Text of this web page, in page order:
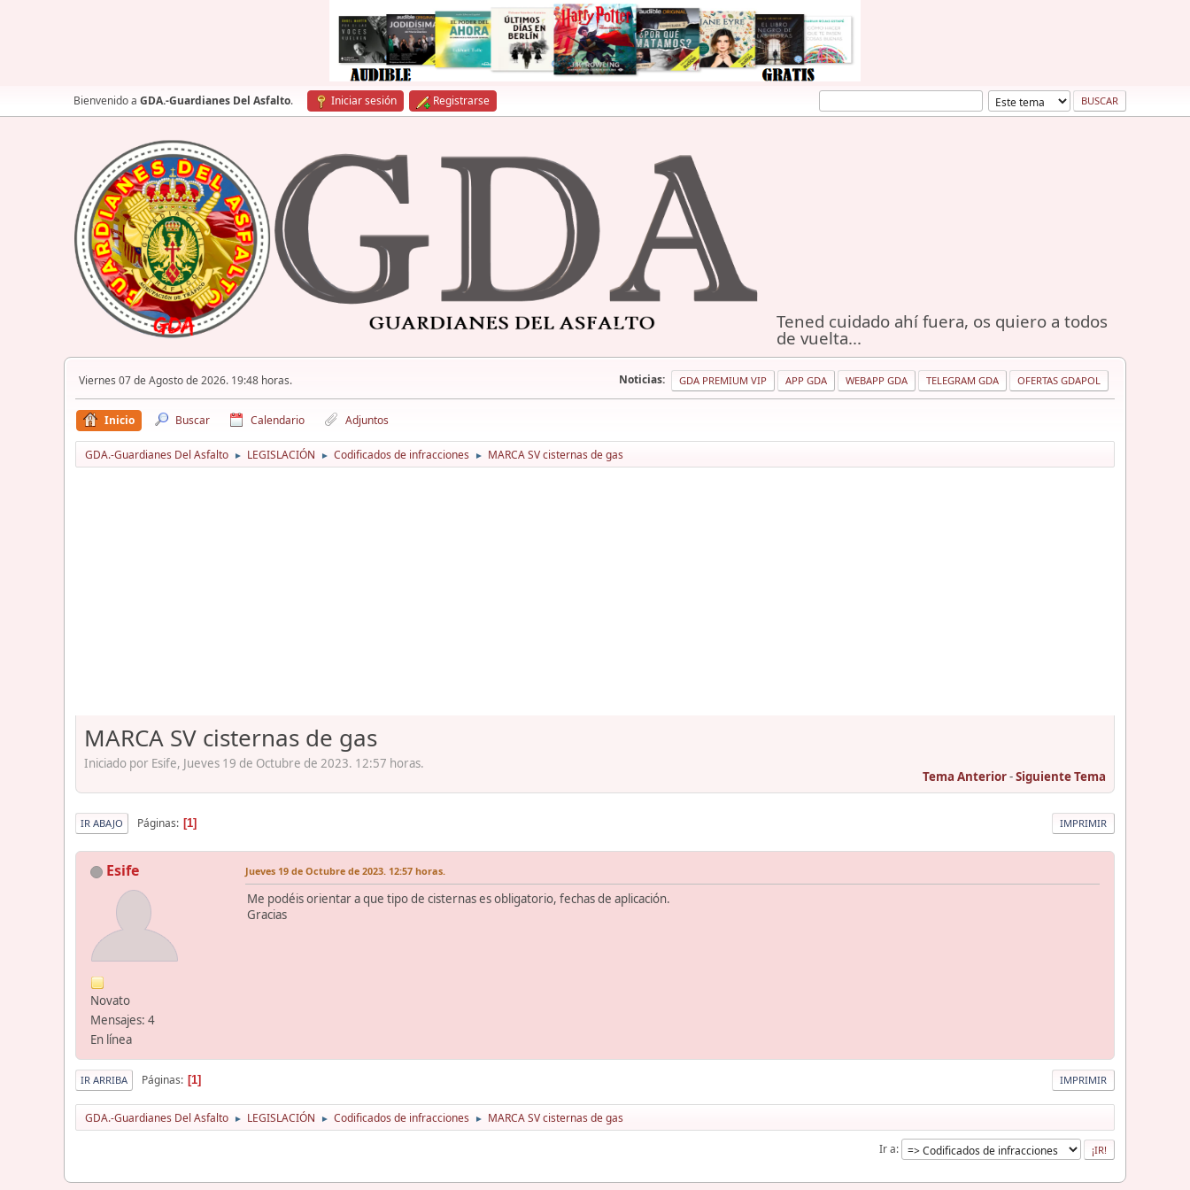
Bienvenido a GDA.-Guardianes Del Asfalto. Iniciar sesión Registrarse
Tened cuidado ahí fuera, os quiero a todos
de vuelta...
Viernes 07 de Agosto de 2026. 19:48 horas. Noticias: GDA PREMIUM VIP APP GDA WEBAPP GDA TELEGRAM GDA OFERTAS GDAPOL
Inicio Buscar Calendario Adjuntos
GDA.-Guardianes Del Asfalto ► LEGISLACIÓN ► Codificados de infracciones ► MARCA SV cisternas de gas
MARCA SV cisternas de gas
Iniciado por Esife, Jueves 19 de Octubre de 2023. 12:57 horas.
Tema Anterior-Siguiente Tema
IMPRIMIR
IR ABAJO Páginas 1
Esife
Novato
Mensajes: 4
En línea
Jueves 19 de Octubre de 2023. 12:57 horas.
Me podéis orientar a que tipo de cisternas es obligatorio, fechas de aplicación.
Gracias
IMPRIMIR
IR ARRIBA Páginas 1
GDA.-Guardianes Del Asfalto ► LEGISLACIÓN ► Codificados de infracciones ► MARCA SV cisternas de gas
Ir a